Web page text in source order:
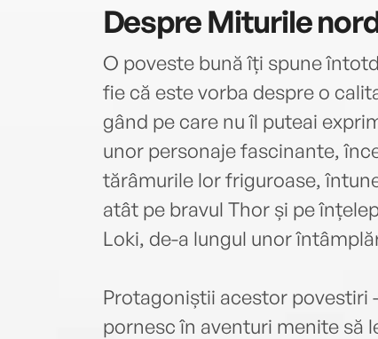
DespreMiturile
O poveste bună îți spune
fie că este vorba despre o
gând pe care nu îl puteai
unor personaje fascinante,
tărâmurile lor friguroase,
atât pe bravul Thor și pe
Loki, de-a lungul unor
Protagoniștii acestor povestiri
pornesc în aventuri menite să